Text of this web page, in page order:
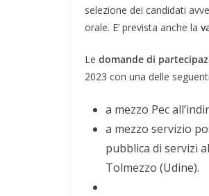
selezione dei candidati
orale. E’ prevista anche la
Le domande di
2023 con una delle
a mezzo Pec
a mezzo servizio
pubblica di servizi
Tolmezzo (Udine).